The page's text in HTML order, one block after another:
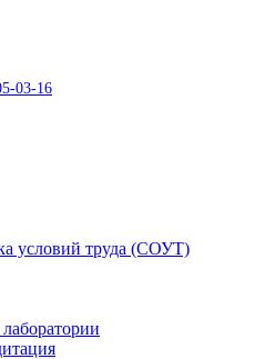
03-16
условий труда (СОУТ)